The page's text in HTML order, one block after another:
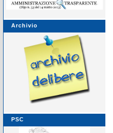
Archivio
PSC